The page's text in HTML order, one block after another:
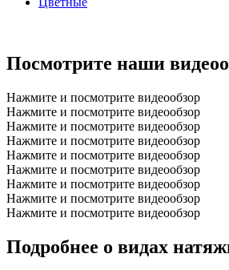
Посмотрите наши
Нажмите и посмотрите видеообзор
Нажмите и посмотрите видеообзор
Нажмите и посмотрите видеообзор
Нажмите и посмотрите видеообзор
Нажмите и посмотрите видеообзор
Нажмите и посмотрите видеообзор
Нажмите и посмотрите видеообзор
Нажмите и посмотрите видеообзор
Нажмите и посмотрите видеообзор
Подробнее о видах